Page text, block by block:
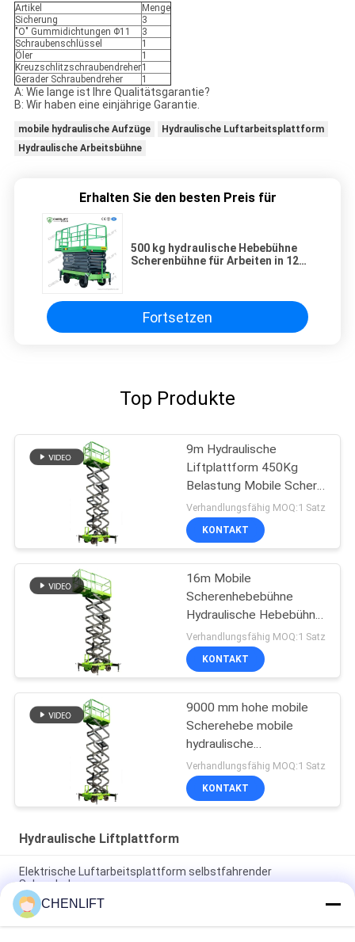
Artikel
Menge
Sicherung
3
"O" Gummidichtungen Φ11
3
Schraubenschlüssel
1
Öler
1
Kreuzschlitzschraubendreher1
Gerader Schraubendreher
1
A: Wie lange ist Ihre Qualitätsgarantie?
B: Wir haben eine einjährige Garantie.
mobile hydraulische Aufzüge
Hydraulische Luftarbeitsplattform
Hydraulische Arbeitsbühne
Erhalten Sie den besten Preis für
500 kg hydraulische Hebebühne
Scherenbühne für Arbeiten in 12
Fortsetzen
Top Produkte
9m Hydraulische
Liftplattform 450Kg
Belastung Mobile Schere
Lift
Verhandlungsfähig MOQ:1 Satz
KONTAKT
16m Mobile
Scherenhebebühne
Hydraulische Hebebühne
mit
Verlängerungsplattform
Verhandlungsfähig MOQ:1 Satz
KONTAKT
9000 mm hohe mobile
Scherehebe mobile
hydraulische
Hebeplattform zur
Reinigung
Verhandlungsfähig MOQ:1 Satz
KONTAKT
Hydraulische Liftplattform
Elektrische Luftarbeitsplattform selbstfahrender
Schereheber
10m Hydraulische Liftplattform Elektrische selbstfahrende
Schere Lift mit Erweiterungsplattform 450Kg Belastung
CHENLIFT